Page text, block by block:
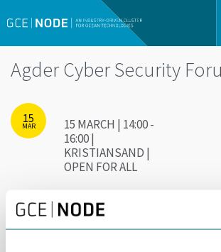
Agder Cyber Security
15
MAR
15 MARCH | 14:00 -
16:00 |
KRISTIANSAND |
OPEN FOR ALL
Agder Cyber Security Forum
første av fire møter i 2022